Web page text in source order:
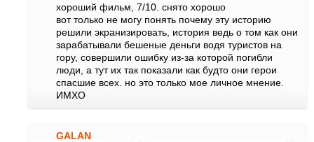
хороший фильм, 7/10. снято хорошо
вот только не могу понять почему эту историю
решили экранизировать, история ведь о том как они
зарабатывали бешеные деньги водя туристов на
гору, совершили ошибку из-за которой погибли
люди, а тут их так показали как будто они герои
спасшие всех. но это только мое личное мнение.
ИМХО
GALAN